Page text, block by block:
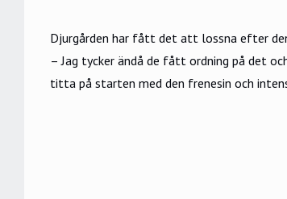
Djurgården har fått det att lossna efter
– Jag tycker ändå de fått ordning på det
titta på starten med den frenesin och